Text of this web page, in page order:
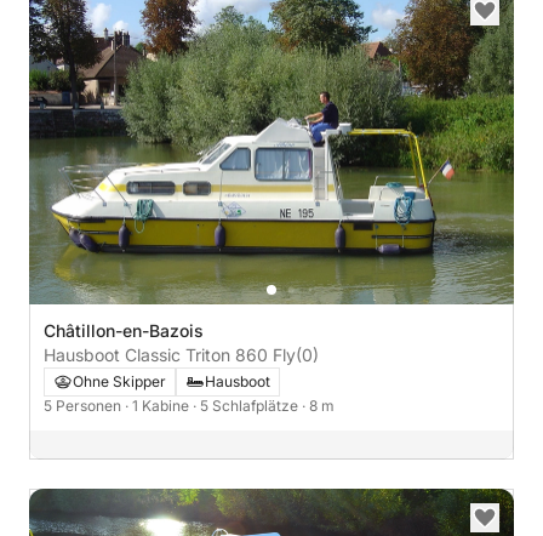
Châtillon-en-Bazois
Hausboot Classic Triton 860 Fly(0)
Ohne Skipper
Hausboot
5 Personen · 1 Kabine · 5 Schlafplätze · 8 m